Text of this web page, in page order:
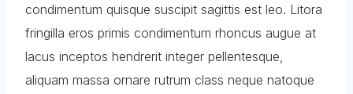
condimentum quisque suscipit sagittis est leo. Litora
fringilla eros primis condimentum rhoncus augue at
lacus inceptos hendrerit integer pellentesque,
aliquam massa ornare rutrum class neque natoque